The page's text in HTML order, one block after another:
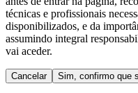
Terapias
Coordenamos os seus
do hospital. Para mais
cuidados domiciliários.
Contactos
técnicas e profissionais
disponibilizados, e da
assumindo integral
vai aceder.
Cancelar Sim, confirmo que